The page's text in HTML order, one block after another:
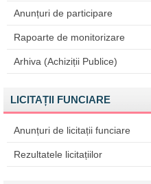
Anunțuri de participare
Rapoarte de monitorizare
Arhiva (Achiziții Publice)
LICITAȚII FUNCIARE
Anunțuri de licitații funciare
Rezultatele licitațiilor